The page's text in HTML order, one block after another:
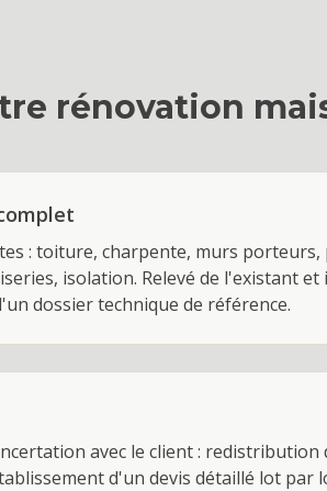
rénovation
: toiture, charpente, murs porteurs,
isolation. Relevé de l'existant et
dossier technique de référence.
avec le client : redistribution
d'un devis détaillé lot par